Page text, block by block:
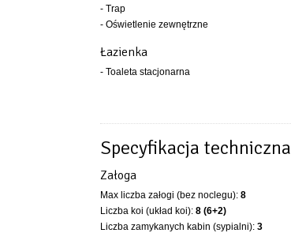
- Trap
- Oświetlenie zewnętrzne
Łazienka
- Toaleta stacjonarna
Specyfikacja techniczna
Załoga
Max liczba załogi (bez noclegu): 8
Liczba koi (układ koi): 8 (6+2)
Liczba zamykanych kabin (sypialni): 3